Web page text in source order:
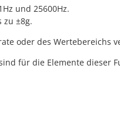
und 25600Hz.
zu ±8g.
oder des Wertebereichs
für die Elemente dieser